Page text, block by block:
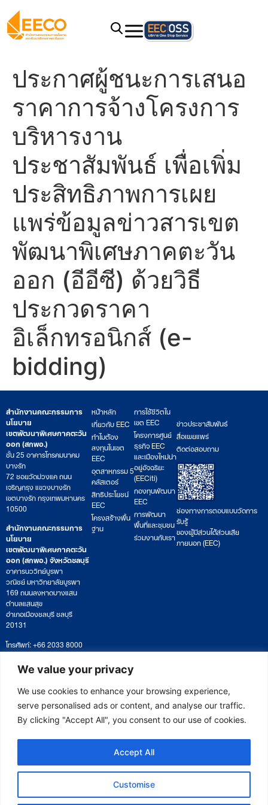
We value your privacy
We use cookies to enhance your browsing experience,
serve personalised ads or content, and analyse our traffic.
By clicking "Accept All", you consent to our use of cookies.
Customise
Accept All
ประกาศผู้ชนะการเสนอ
ราคาการจ้างโครงการ
บริหารงาน
ประชาสัมพันธ์ เพื่อเพิ่ม
ประสิทธิภาพการเผย
แพร่ข้อมูลข่าวสารเขต
พัฒนาพิเศษภาคตะวัน
ออก (อีอีซี) ด้วยวิธี
ประกวดราคา
อิเล็กทรอนิกส์ (e-
bidding)
สำนักงานคณะกรรมการ
นโยบาย
เขตพัฒนาพิเศษภาคตะวัน
ออก (สกพอ.)
ชั้น 25 อาคารโทรคมนาคม
บางรัก
72 ซอยวัดม่วงแค ถนน
เจริญกรุง แขวงบางรัก
เขตบางรัก กรุงเทพมหานคร
10500
สำนักงานคณะกรรมการ
นโยบาย
เขตพัฒนาพิเศษภาคตะวัน
ออก (สกพอ.) จังหวัดชลบุรี
อาคารนววิทย์บูรพา
วณิชย์ มหาวิทยาลัยบูรพา
169 ถนนลงหาดบางแสน
ตำบลแสนสุข
อำเภอเมืองชลบุรี ชลบุรี
20131
โทรศัพท์: +66 2033 8000
เวลาทำการ: จันทร์ – ศุกร์
09:00 – 17:00 น.
ติดตามหนังสือหรือยื่นเอกสาร
saraban@eeco.or.th
หน้าหลัก
เกี่ยวกับ EEC
ทำไมต้อง
ลงทุนในเขต
EEC
อุตสาหกรรม 5
คลัสเตอร์
สิทธิประโยชน์
EEC
โครงสร้างพื้น
ฐาน
การใช้ชีวิตใน
เขต EEC
โครงการศูนย์
ธุรกิจ EEC
และเมืองใหม่น่า
อยู่อัจฉริยะ
(EECiti)
กองทุนพัฒนา
EEC
การพัฒนา
พื้นที่และชุมชน
ร่วมงานกับเรา
ข่าวประชาสัมพันธ์
สื่อเผยแพร่
ติดต่อสอบถาม
ช่องทางการตอบแบบวัดการ
รับรู้
ของผู้มีส่วนได้ส่วนเสีย
ภายนอก (EEC)
Copyright © 2025 Eastern Economic Corridor Office (EECO)